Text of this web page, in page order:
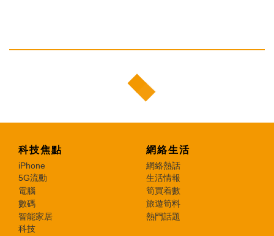
科技焦點
iPhone
5G流動
電腦
數碼
智能家居
科技
網絡生活
網絡熱話
生活情報
筍買着數
旅遊筍料
熱門話題